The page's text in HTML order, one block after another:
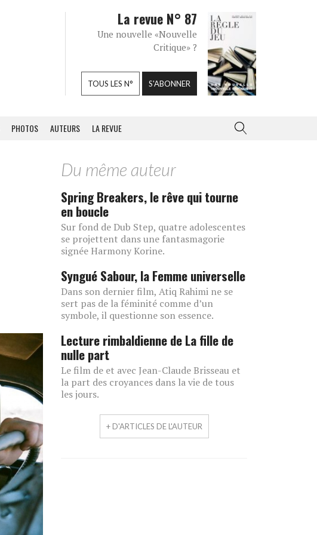
La revue N° 87
Une nouvelle «Nouvelle
Critique» ?
TOUS LES N° S'ABONNER
PHOTOS AUTEURS LA REVUE
Du même auteur
Spring Breakers, le rêve qui tourne
en boucle
Sur fond de Dub Step, quatre adolescentes
se projettent dans une fantasmagorie
signée Harmony Korine.
Syngué Sabour, la Femme universelle
Dans son dernier film, Atiq Rahimi ne se
sert pas de la féminité comme d’un
symbole, il questionne son essence.
Lecture rimbaldienne de La fille de
nulle part
Le film de et avec Jean-Claude Brisseau et
la part des croyances dans la vie de tous
les jours.
+ D'ARTICLES DE L'AUTEUR